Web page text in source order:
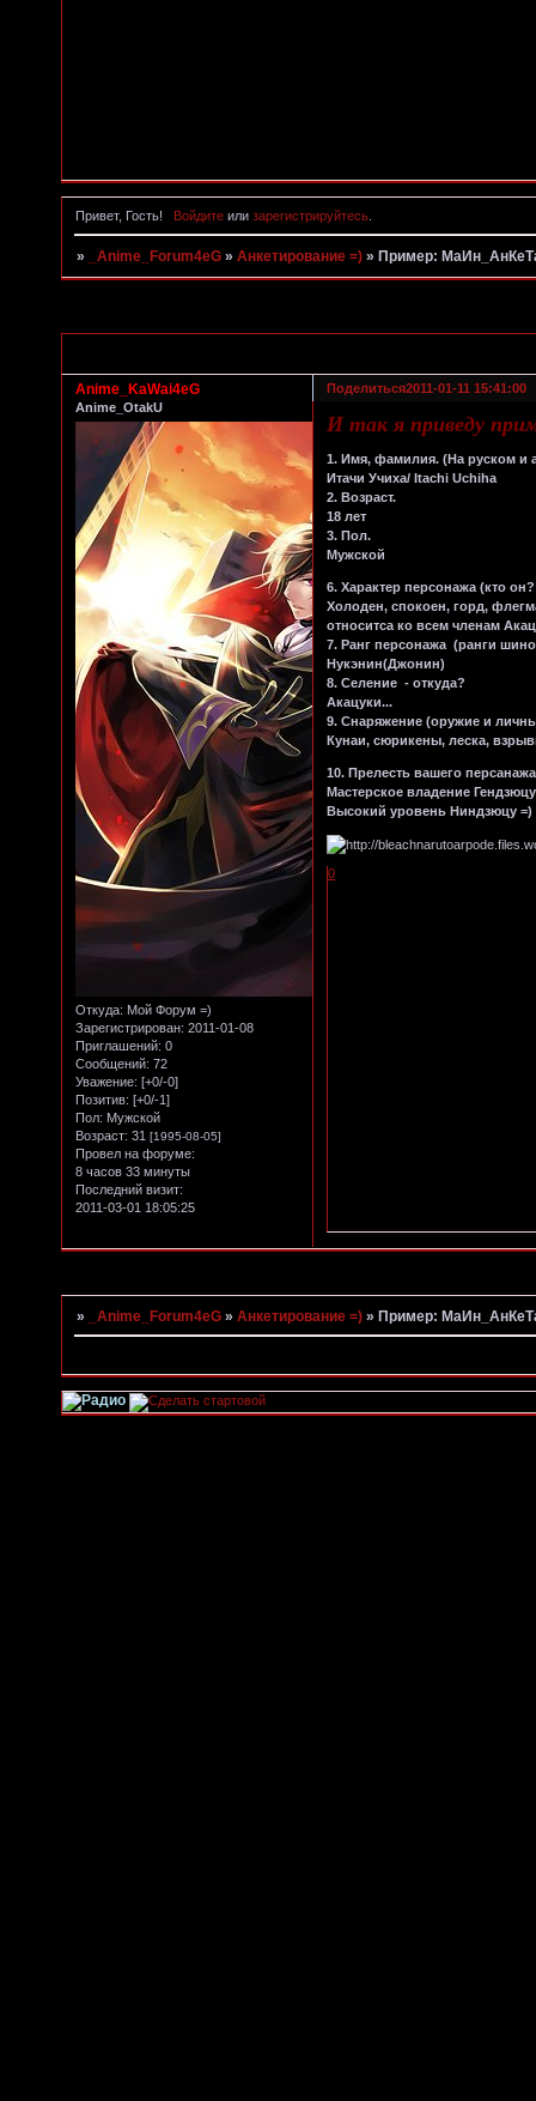
Привет, Гость! Войдитеили зарегистрируйтесь.
» _Anime_Forum4eG »Анкетирование =) »Пример:
Поделиться2011-01-11 15:41:00
Anime_KaWai4eG
Anime_OtakU
Откуда: Мой Форум =)
Зарегистрирован: 2011-01-08
Приглашений: 0
Сообщений: 72
Уважение: [+0/-0]
Позитив: [+0/-1]
Пол: Мужской
Возраст: 31 [1995-08-05]
Провел на форуме:
8 часов 33 минуты
Последний визит:
2011-03-01 18:05:25
И так я приведу
1. Имя, фамилия. (На руском и
Итачи Учиха/ Itachi Uchiha
2. Возраст.
18 лет
3. Пол.
Мужской
6. Характер персонажа (кто
Холоден, спокоен, горд,
относитса ко всем членам
7. Ранг персонажа (ранги
Нукэнин(Джонин)
8. Селение - откуда?
Акацуки...
9. Снаряжение (оружие и
Кунаи, сюрикены, леска,
10. Прелесть вашего персанажа
Мастерское владение Гендзюцу
Высокий уровень Ниндзюцу =)
0
» _Anime_Forum4eG »Анкетирование =) » Пример: